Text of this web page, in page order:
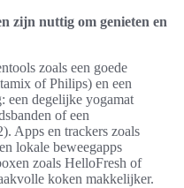
zijn nuttig om genieten en
zoals een goede
of Philips) en een
een degelijke yogamat
of een
Apps en trackers zoals
lokale beweegapps
zoals HelloFresh of
koken makkelijker.